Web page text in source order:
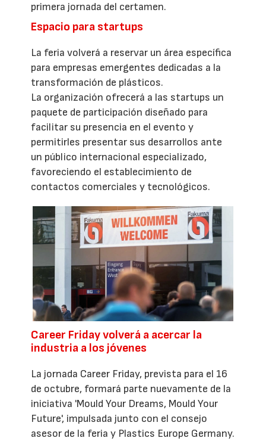
primera jornada del certamen.
Espacio para startups
La feria volverá a reservar un área específica
para empresas emergentes dedicadas a la
transformación de plásticos.
La organización ofrecerá a las startups un
paquete de participación diseñado para
facilitar su presencia en el evento y
permitirles presentar sus desarrollos ante
un público internacional especializado,
favoreciendo el establecimiento de
contactos comerciales y tecnológicos.
Career Friday volverá a acercar la
industria a los jóvenes
La jornada Career Friday, prevista para el 16
de octubre, formará parte nuevamente de la
iniciativa 'Mould Your Dreams, Mould Your
Future', impulsada junto con el consejo
asesor de la feria y Plastics Europe Germany.